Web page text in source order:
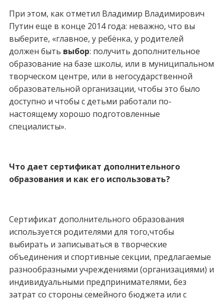
При этом, как отметил Владимир Владимирович
Путин еще в конце 2014 года: неважно, что вы
выберите, «главное, у ребёнка, у родителей
должен быть выбор: получить дополнительное
образование на базе школы, или в муниципальном
творческом центре, или в негосударственной
образовательной организации, чтобы это было
доступно и чтобы с детьми работали по-
настоящему хорошо подготовленные
специалисты».
Что дает сертификат дополнительного
образования и как его использовать?
Сертификат дополнительного образования
используется родителями для того,чтобы
выбирать и записываться в творческие
объединения и спортивные секции, предлагаемые
разнообразными учреждениями (организациями) и
индивидуальными предпринимателями, без
затрат со стороны семейного бюджета или с